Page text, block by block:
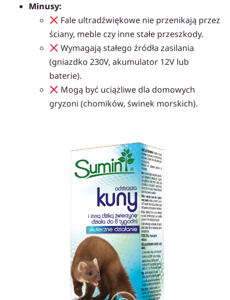
Minusy:
Fale ultradźwiękowe nie przenikają przez
ściany, meble czy inne stałe przeszkody.
Wymagają stałego źródła zasilania
(gniazdko 230V, akumulator 12V lub
baterie).
Mogą być uciążliwe dla domowych
gryzoni (chomików, świnek morskich).